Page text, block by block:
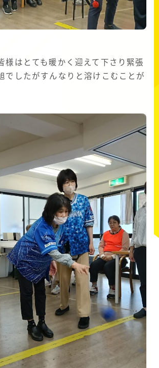
様はとても暖かく迎えて下さり緊張
でしたがすんなりと溶けこむことが